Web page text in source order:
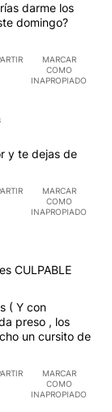
darme los
domingo?
MARCAR
COMO
INAPROPIADO
y te dejas de
MARCAR
COMO
INAPROPIADO
CULPABLE
( Y con
preso , los
un cursito de
MARCAR
COMO
INAPROPIADO